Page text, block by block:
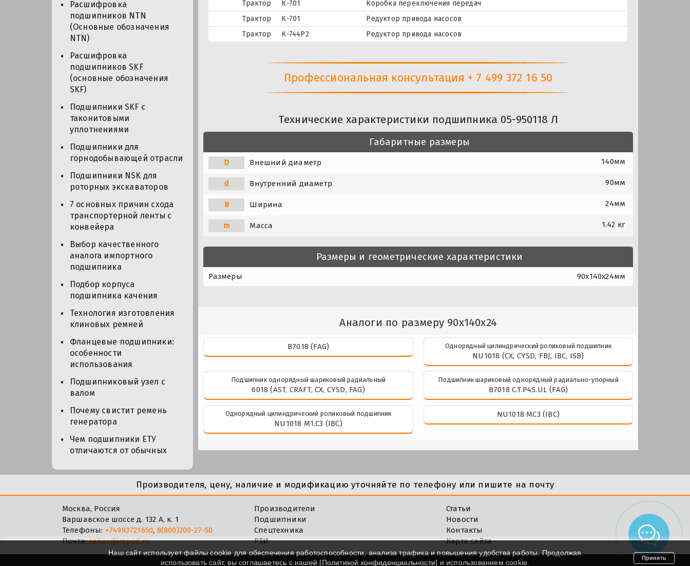
Расшифровка
подшипников NTN
(Основные обозначения
NTN)
Расшифровка
подшипников SKF
(основные обозначения
SKF)
Подшипники SKF с
таконитовыми
уплотнениями
Подшипники для
горнодобывающей отрасли
Подшипники NSK для
роторных экскаваторов
7 основных причин схода
транспортерной ленты с
конвейера
Выбор качественного
аналога импортного
подшипника
Подбор корпуса
подшипника качения
Технология изготовления
клиновых ремней
Фланцевые подшипники:
особенности
использования
Подшипниковый узел с
валом
Почему свистит ремень
генератора
Чем подшипники ЕТУ
отличаются от обычных
Трактор
К-701
Коробка переключения передач
Трактор
К-701
Редуктор привода насосов
Трактор
К-744Р2 Редуктор привода насосов
Профессиональная консультация + 7 499 372 16 50
Технические характеристики подшипника 05-950118 Л
Габаритные размеры
D Внешний диаметр 140мм
d Внутренний диаметр 90мм
B Ширина 24мм
m Масса 1.42 кг
Размеры и геометрические характеристики
Размеры 90x140x24мм
Аналоги по размеру 90x140x24
B7018 (FAG) Однорядный цилиндрический роликовый подшипник
NU1018 (CX, CYSD, FBJ, IBC, ISB)
Подшипник однорядный шариковый радиальный
6018 (AST, CRAFT, CX, CYSD, FAG)
Подшипник шариковый однорядный радиально-упорный
B7018 C.T.P4S.UL (FAG)
Однорядный цилиндрический роликовый подшипник
NU1018 M1.C3 (IBC)
NU1018 MC3 (IBC)
Производителя, цену, наличие и модификацию уточняйте по телефону или пишите на почту
Москва, Россия
Варшавское шоссе д. 132 А, к. 1
Телефоны: +74993721650, 8(800)200-27-50
Почта:zakaz@impod.ru
Производители
Подшипники
Спецтехника
РТИ
Статьи
Новости
Контакты
Карта сайта
Наш сайт использует файлы cookie для обеспечения работоспособности, анализа трафика и повышения удобства работы. Продолжая
использовать сайт, вы соглашаетесь с нашей [Политикой конфиденциальности] и использованием cookie.
Принять